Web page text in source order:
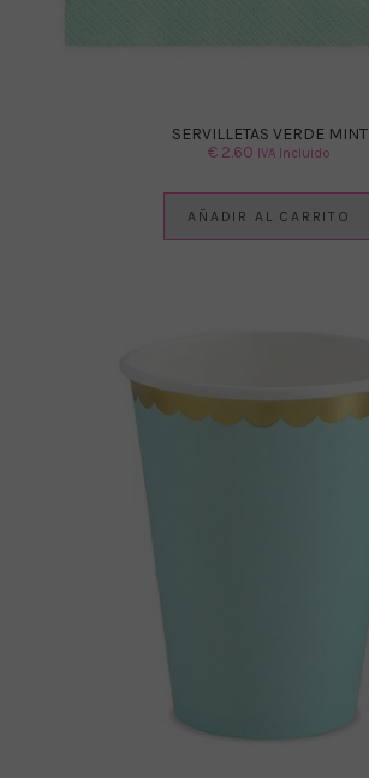
SERVILLETAS VERDE MINT
€ 2.60 IVA Incluido
AÑADIR AL CARRITO